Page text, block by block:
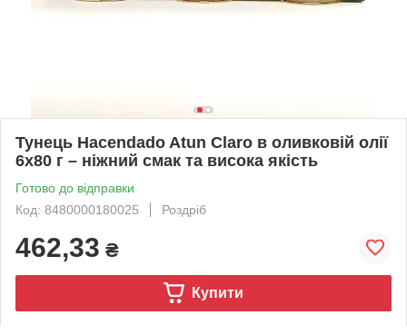
Тунець Hacendado Atun Claro в оливковій олії
6x80 г – ніжний смак та висока якість
Готово до відправки
Код: 8480000180025
Роздріб
462,33 ₴
Купити